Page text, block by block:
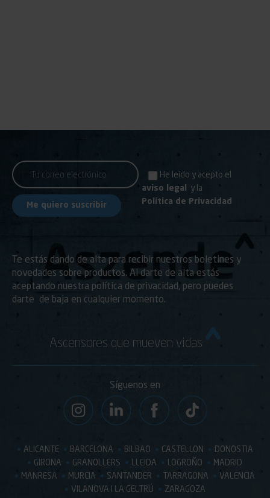
He leído y acepto el
aviso legal
y la
Política de Privacidad
Te estás dando de alta para recibir nuestros boletines y
novedades sobre productos. Al darte de alta estás
aceptando nuestra política de privacidad, pero puedes
darte de baja en cualquier momento.
Ascensores que mueven vidas
Síguenos en
ALICANTE BARCELONA BILBAO CASTELLON
DONOSTIA
GIRONA
GRANOLLERS LLEIDA LOGROÑO
MADRID
MANRESA
MURCIA SANTANDER TARRAGONA
VALENCIA
VILANOVA I LA GELTRÚ
ZARAGOZA